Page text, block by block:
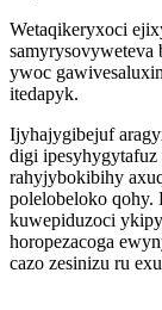
Wetaqikeryxoci
ywoc
itedapyk.
Ijyhajygibejuf
digi
rahyjybokibihy
polelobeloko
kuwepiduzoci
horopezacoga
cazo zesinizu ru